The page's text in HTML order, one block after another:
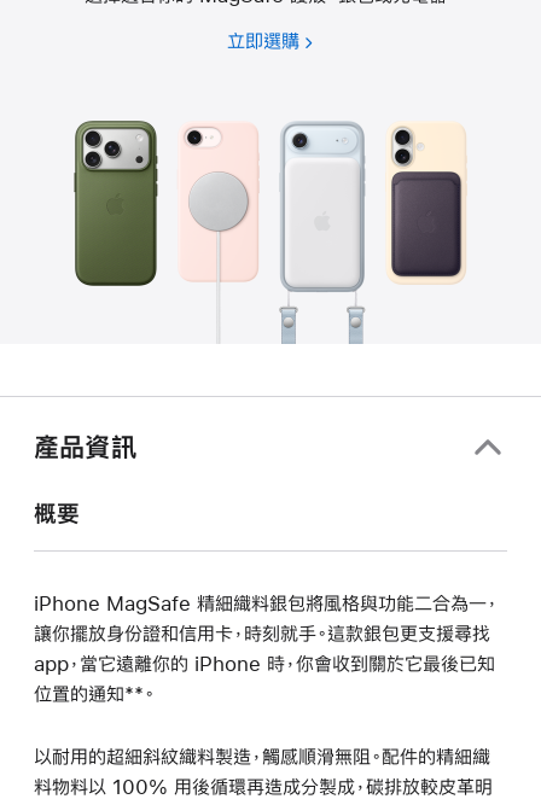
立即選購
產品資訊
概要
iPhone MagSafe 精細織料銀包將風格與功能二合為一，
讓你擺放身份證和信用卡，時刻就手。這款銀包更支援尋找
app，當它遠離你的 iPhone 時，你會收到關於它最後已知
位置的通知**。
以耐用的超細斜紋織料製造，觸感順滑無阻。配件的精細織
料物料以 100% 用後循環再造成分製成，碳排放較皮革明